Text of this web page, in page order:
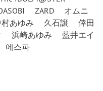
ZARD
オムニ
村あゆみ 久石譲
倖田
浜崎あゆみ
藍井エイ
에스파